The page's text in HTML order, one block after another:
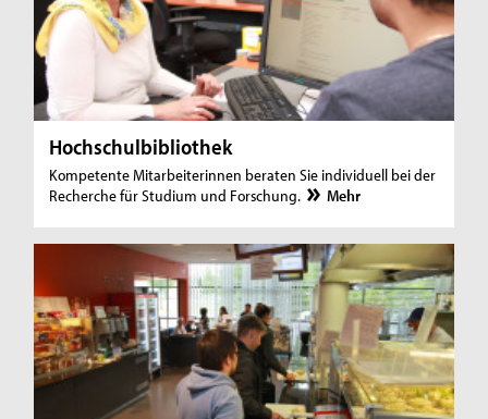
Hochschulbibliothek
Kompetente Mitarbeiterinnen beraten Sie individuell bei der
Recherche für Studium und Forschung.
Mehr